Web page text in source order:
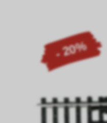
- 20%